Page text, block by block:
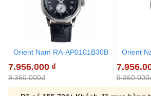
Orient Nam RA-AP0101B30B
7.956.000 ₫
9.360.000đ
Orient